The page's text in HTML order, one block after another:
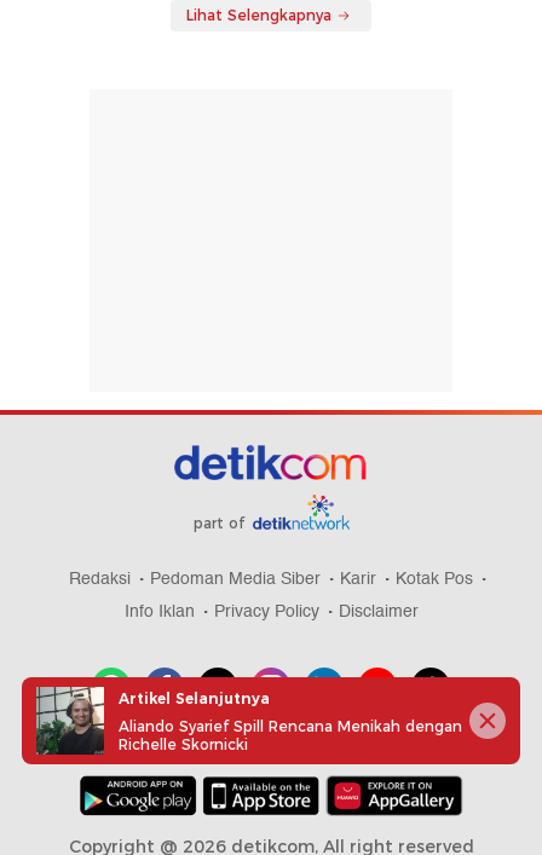
Lihat Selengkapnya
part of
Redaksi Pedoman Media Siber Karir
Kotak Pos
Info Iklan
Privacy Policy Disclaimer
Download aplikasi detikcom
Copyright @ 2026 detikcom, All right reserved
Artikel Selanjutnya
Aliando Syarief Spill Rencana Menikah dengan
Richelle Skornicki